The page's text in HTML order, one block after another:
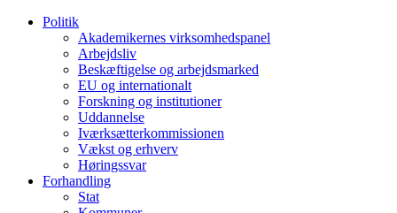
Politik
Akademikernes virksomhedspanel
Arbejdsliv
Beskæftigelse og arbejdsmarked
EU og internationalt
Forskning og institutioner
Uddannelse
Iværksætterkommissionen
Vækst og erhverv
Høringssvar
Forhandling
Stat